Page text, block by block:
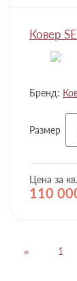
Ковер
Бренд:
Размер
Цена за
110
« 1